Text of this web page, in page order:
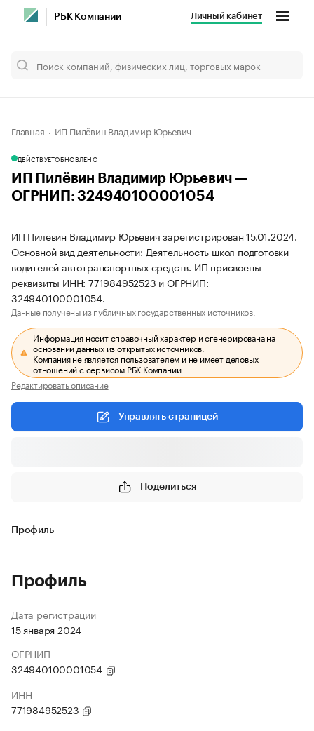
РБК Компании Личный кабинет
Главная ИП Пилёвин Владимир Юрьевич
ДЕЙСТВУЕТОБНОВЛЕНО
ИП Пилёвин Владимир Юрьевич —
ОГРНИП: 324940100001054
ИП Пилёвин Владимир Юрьевич зарегистрирован 15.01.2024.
Основной вид деятельности: Деятельность школ подготовки
водителей автотранспортных средств. ИП присвоены
реквизиты ИНН: 771984952523 и ОГРНИП:
324940100001054.
Данные получены из публичных государственных источников.
Информация носит справочный характер и сгенерирована на
основании данных из открытых источников.
Компания не является пользователем и не имеет деловых
отношений с сервисом РБК Компании.
Редактировать описание
Управлять страницей
Поделиться
Профиль
Профиль
Дата регистрации
15 января 2024
ОГРНИП
324940100001054
ИНН
771984952523